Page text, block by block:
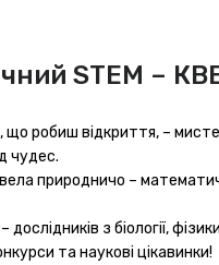
STEM –
що робиш відкриття, –
чудес.
природничо –
з біології,
та наукові цікавинки!